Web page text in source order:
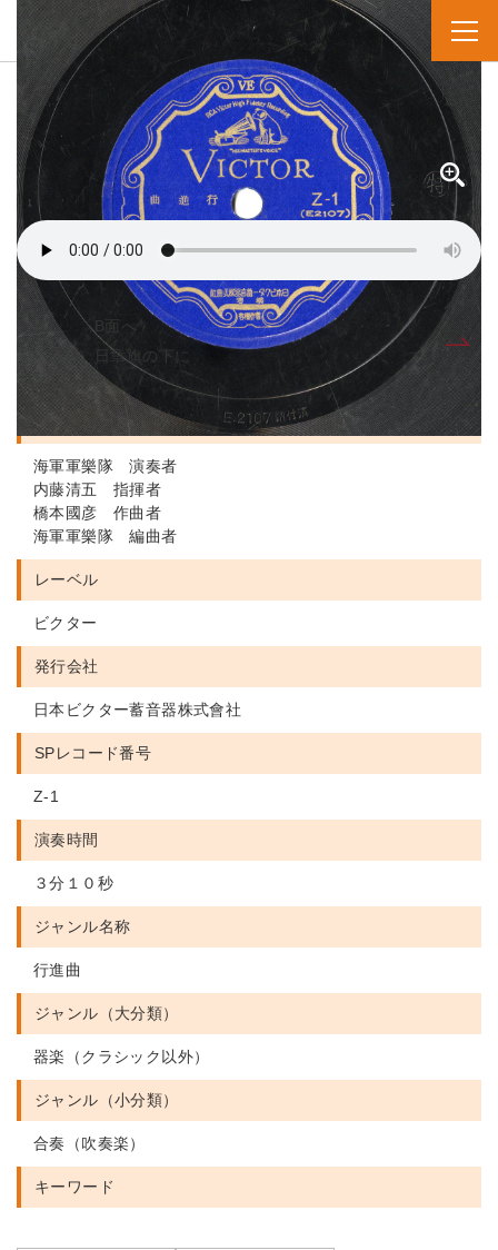
SPレコード
ワコウドヨ！
資料番号：SPH11MK024217A
若人よ！
A面
B面へ
日章旗の下に
人名・団体名
海軍軍樂隊 演奏者
内藤清五 指揮者
橋本國彦 作曲者
海軍軍樂隊 編曲者
レーベル
ビクター
発行会社
日本ビクター蓄音器株式會社
SPレコード番号
Z-1
演奏時間
３分１０秒
ジャンル名称
行進曲
ジャンル（大分類）
器楽（クラシック以外）
ジャンル（小分類）
合奏（吹奏楽）
キーワード